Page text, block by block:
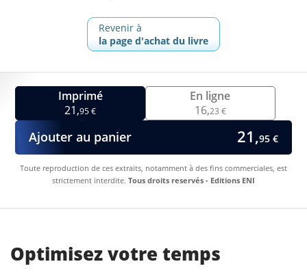
Revenir à
la page d'achat du livre
Imprimé
21,95 €
En ligne
16,23 €
Ajouter au panier 21,95 €
Toute reproduction de ces extraits, notamment à des fins commerciales, est
strictement interdite. Tous droits reservés - Editions ENI
Optimisez votre temps